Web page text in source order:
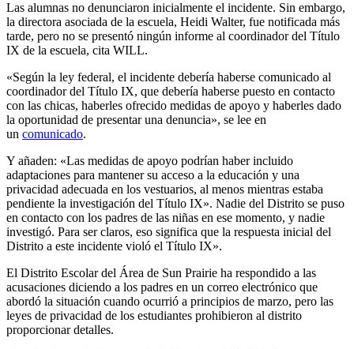
Las alumnas no denunciaron inicialmente el incidente. Sin embargo,
la directora asociada de la escuela, Heidi Walter, fue notificada más
tarde, pero no se presentó ningún informe al coordinador del Título
IX de la escuela, cita WILL.
«Según la ley federal, el incidente debería haberse comunicado al
coordinador del Título IX, que debería haberse puesto en contacto
con las chicas, haberles ofrecido medidas de apoyo y haberles dado
la oportunidad de presentar una denuncia», se lee en
un comunicado.
Y añaden: «Las medidas de apoyo podrían haber incluido
adaptaciones para mantener su acceso a la educación y una
privacidad adecuada en los vestuarios, al menos mientras estaba
pendiente la investigación del Título IX». Nadie del Distrito se puso
en contacto con los padres de las niñas en ese momento, y nadie
investigó. Para ser claros, eso significa que la respuesta inicial del
Distrito a este incidente violó el Título IX».
El Distrito Escolar del Área de Sun Prairie ha respondido a las
acusaciones diciendo a los padres en un correo electrónico que
abordó la situación cuando ocurrió a principios de marzo, pero las
leyes de privacidad de los estudiantes prohibieron al distrito
proporcionar detalles.